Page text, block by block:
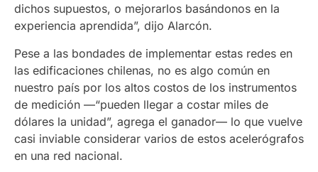
dichos supuestos, o mejorarlos basándonos en la
experiencia aprendida”, dijo Alarcón.
Pese a las bondades de implementar estas redes en
las edificaciones chilenas, no es algo común en
nuestro país por los altos costos de los instrumentos
de medición —“pueden llegar a costar miles de
dólares la unidad”, agrega el ganador— lo que vuelve
casi inviable considerar varios de estos acelerógrafos
en una red nacional.